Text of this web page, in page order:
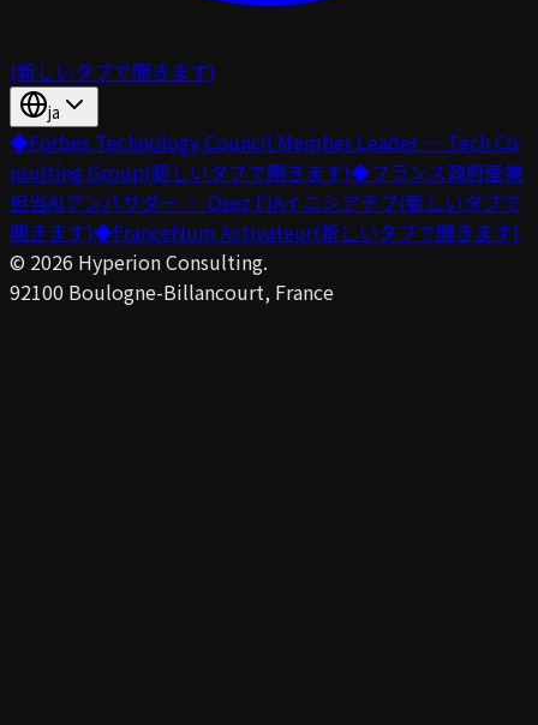
(新しいタブで開きます)
ja
◆Forbes Technology Council Member Leader — Tech Co
nsulting Group(新しいタブで開きます)◆フランス政府産業
担当AIアンバサダー — Osez l’IAイニシアチブ(新しいタブで
開きます)◆FranceNum Activateur(新しいタブで開きます)
© 2026 Hyperion Consulting.
92100 Boulogne-Billancourt, France